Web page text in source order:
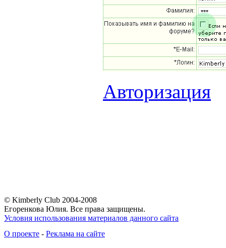
Авторизация
© Kimberly Club 2004-2008
Егоренкова Юлия. Все права защищены.
Условия использования материалов данного сайта
О проекте - Реклама на сайте